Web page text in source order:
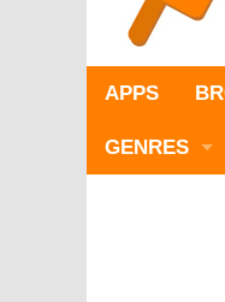
APPS
GENRES